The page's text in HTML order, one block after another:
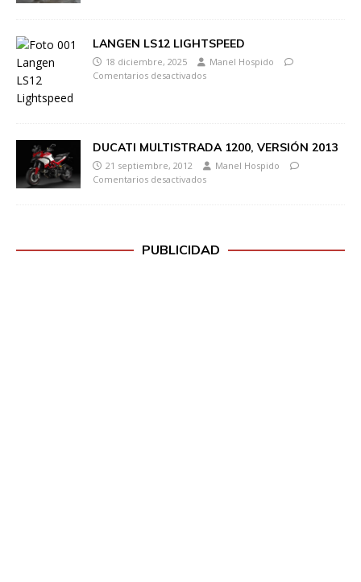
LANGEN LS12 LIGHTSPEED
18 diciembre, 2025
Manel Hospido
Comentarios desactivados
DUCATI MULTISTRADA 1200, VERSIÓN 2013
21 septiembre, 2012
Manel Hospido
Comentarios desactivados
PUBLICIDAD